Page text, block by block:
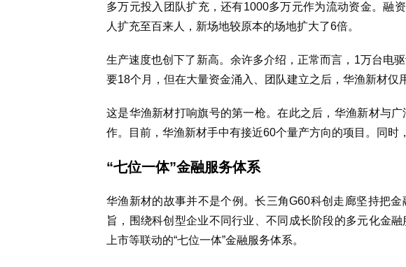
多万元投入团队扩充，还有1000多万元作为流动资金。融
人扩充至百来人，新场地较原本的场地扩大了6倍。
生产速度也创下了新高。余许多介绍，正常而言，1万台电
要18个月，但在大量资金涌入、团队建立之后，华渔新材仅
这是华渔新材打响旗号的第一枪。在此之后，华渔新材与
作。目前，华渔新材手中有接近60个量产方向的项目。同时
“七位一体”金融服务体系
华渔新材的故事并不是个例。长三角G60科创走廊坚持把
旨，围绕科创型企业不同行业、不同成长阶段的多元化金
上市等联动的“七位一体”金融服务体系。